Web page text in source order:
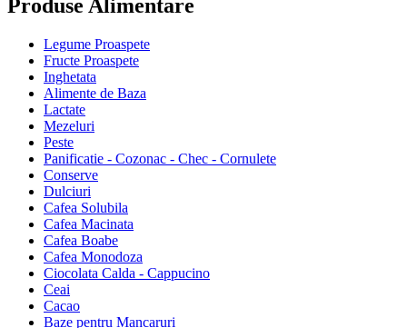
Produse Alimentare
Legume Proaspete
Fructe Proaspete
Inghetata
Alimente de Baza
Lactate
Mezeluri
Peste
Panificatie - Cozonac - Chec - Cornulete
Conserve
Dulciuri
Cafea Solubila
Cafea Macinata
Cafea Boabe
Cafea Monodoza
Ciocolata Calda - Cappucino
Ceai
Cacao
Baze pentru Mancaruri